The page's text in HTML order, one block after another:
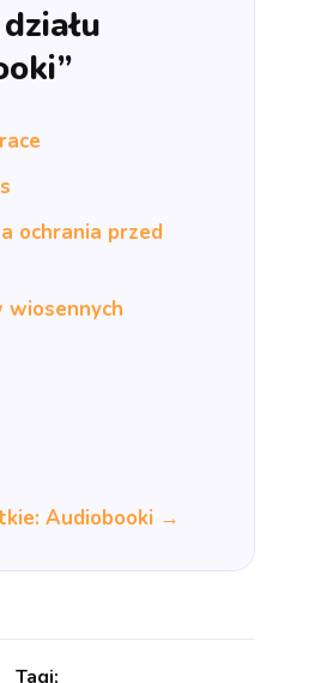
ochrania przed
Audiobooki →